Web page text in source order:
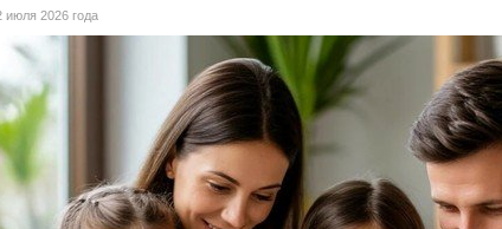
июля 2026 года